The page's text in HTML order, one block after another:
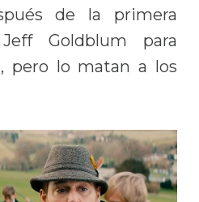
de la primera
Goldblum para
pero lo matan a los